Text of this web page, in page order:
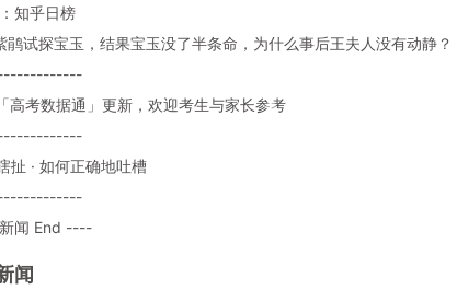
知乎日榜
鹃试探宝玉，结果宝玉没了半条命，为什么事后王夫人没有动静？
高考数据通」更新，欢迎考生与家长参考
扯 · 如何正确地吐槽
闻 End ----
闻